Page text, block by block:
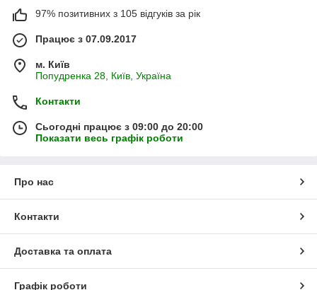
97% позитивних з 105 відгуків за рік
Працює з 07.09.2017
м. Київ
Попудренка 28, Київ, Україна
Контакти
Сьогодні працює з 09:00 до 20:00
Показати весь графік роботи
Про нас
Контакти
Доставка та оплата
Графік роботи